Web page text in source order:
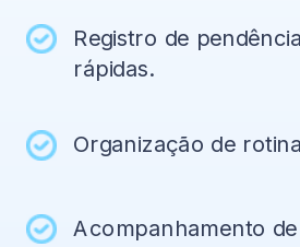
Registro de
rápidas.
Organização de
Acompanhamento